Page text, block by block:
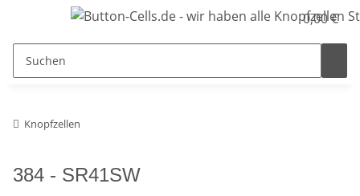
0,00 €
Knopfzellen
384 - SR41SW